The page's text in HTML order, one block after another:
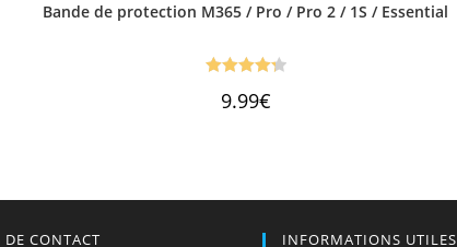
Bande de protection M365 / Pro / Pro 2 / 1S / Essential
sur 5
9.99€
DE CONTACT INFORMATIONS UTILES